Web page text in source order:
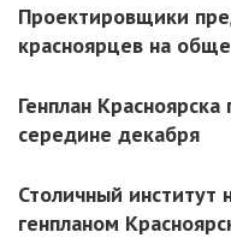
Проектировщики
красноярцев на
Генплан
середине декабря
Столичный институт
генпланом